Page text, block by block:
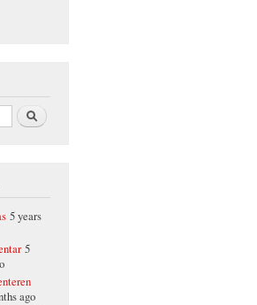
Search
5 years
5
ago